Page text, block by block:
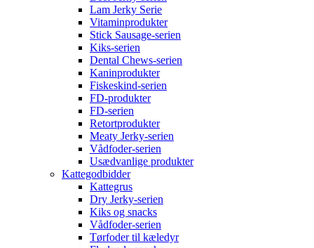
Lam Jerky Serie
Vitaminprodukter
Stick Sausage-serien
Kiks-serien
Dental Chews-serien
Kaninprodukter
Fiskeskind-serien
FD-produkter
FD-serien
Retortprodukter
Meaty Jerky-serien
Vådfoder-serien
Usædvanlige produkter
Kattegodbidder
Kattegrus
Dry Jerky-serien
Kiks og snacks
Vådfoder-serien
Tørfoder til kæledyr